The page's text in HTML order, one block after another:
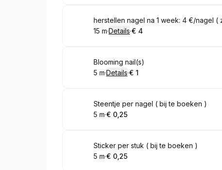
Boek
herstellen nagel na 1 week: 4 €/nagel (
.Duur:
15 m·Details·
.Prijs:
€ 4
Boek
Blooming nail(s)
. Duur:
5 m·Details·
.Prijs:
€ 1
Boek
Steentje per nagel ( bij te boeken )
. Duur:
5 m·
.Prijs:
€ 0,25
Boek
Sticker per stuk ( bij te boeken )
. Duur:
5 m·
.Prijs:
€ 0,25